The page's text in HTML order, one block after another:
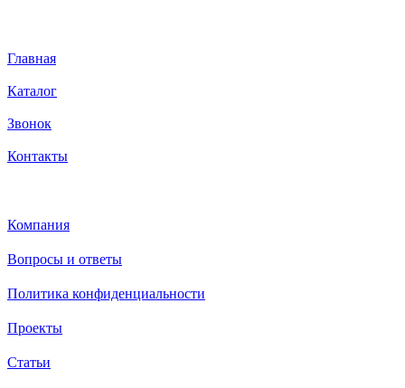
Главная
Каталог
Звонок
Контакты
Компания
Вопросы и ответы
Политика конфиденциальности
Проекты
Статьи